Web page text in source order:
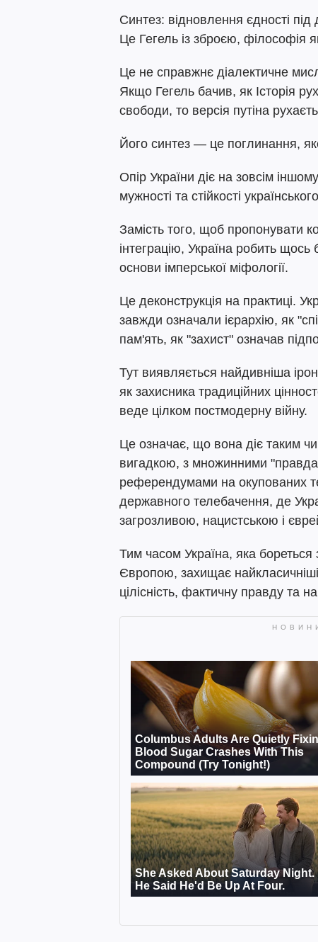
Синтез: відновлення єдності
Це Гегель із зброєю, філософія
Це не справжнє діалектичне
Якщо Гегель бачив, як Історія
свободи, то версія путіна
Його синтез — це поглинання,
Опір України діє на зовсім
мужності та стійкості
Замість того, щоб пропонувати
інтеграцію, Україна робить
основи імперської міфології.
Це деконструкція на практиці.
завжди означали ієрархію, як
пам'ять, як "захист" означав
Тут виявляється найдивніша
як захисника традиційних
веде цілком постмодерну війну.
Це означає, що вона діє таким
вигадкою, з множинними
референдумами на окупованих
державного телебачення, де
загрозливою, нацистською і
Тим часом Україна, яка бореться
Європою, захищає найкласичніші
цілісність, фактичну правду та